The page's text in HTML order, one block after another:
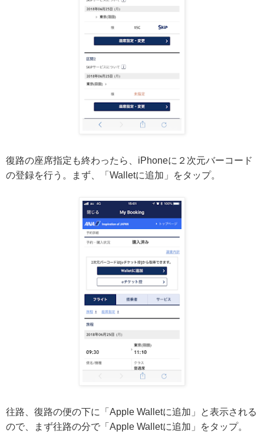
復路の座席指定も終わったら、iPhoneに２次元バーコード
の登録を行う。まず、「Walletに追加」をタップ。
往路、復路の便の下に「Apple Walletに追加」と表示される
ので、まず往路の分で「Apple Walletに追加」をタップ。